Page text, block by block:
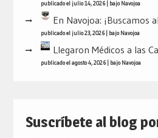
publicado el julio 14, 2026| bajoNavojoa
En Navojoa: ¡Buscamos
publicado el julio 23, 2026| bajoNavojoa
Llegaron Médicos a las
publicado el agosto 4, 2026| bajoNavojoa
Suscríbete al blog